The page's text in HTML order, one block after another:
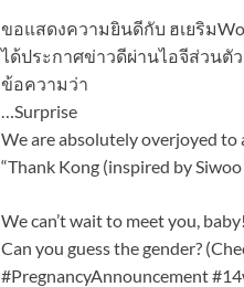
ขอแสดงความยินดีกับ ฮเยริม
ได้ประกาศข่าวดีผ่านไอจีส่วน
ข้อความว่า
…Surprise
We are absolutely overjoyed to
“Thank Kong (inspired by
We can’t wait to meet you,
Can you guess the gender?
#PregnancyAnnouncement